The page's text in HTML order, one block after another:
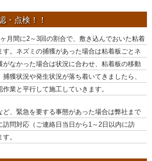
・点検！！
月間に2～3回の割合で、敷き込んでおいた粘着
す。ネズミの捕獲があった場合は粘着板ごとネ
がなかった場合は状況に合わせ、粘着板の移動
獲状況や発生状況が落ち着いてきましたら、
業と平行して施工していきます。
ど、緊急を要する事態があった場合は弊社まで
訪問対応（ご連絡日当日から1～2日以内に訪
。